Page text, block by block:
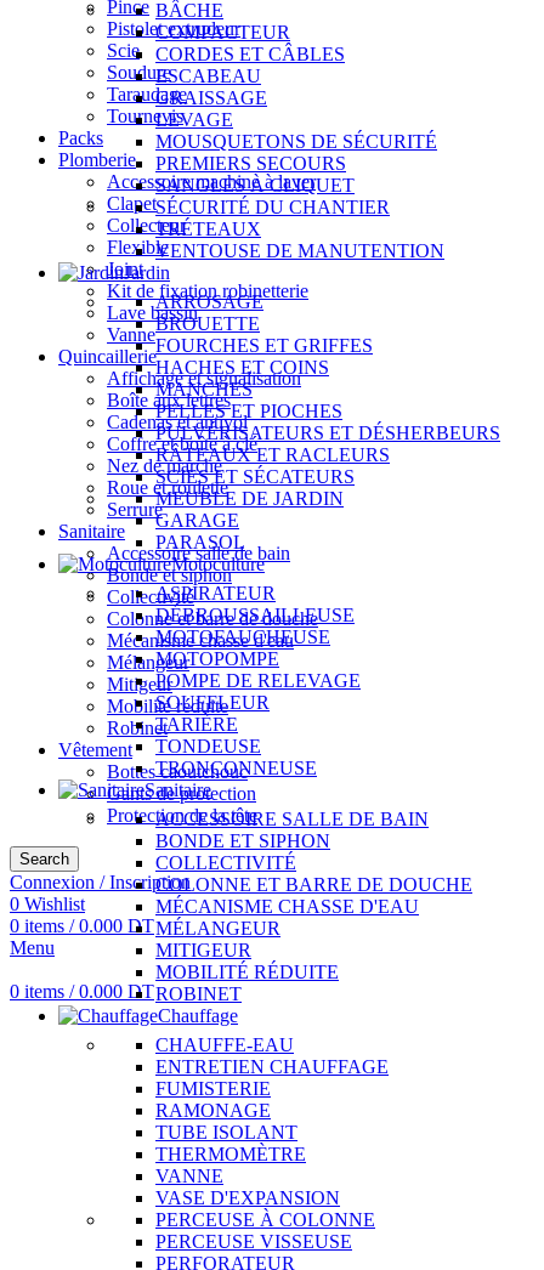
Pince
Pistolet extrudeur
Scie
Soudure
Taraudage
Tournevis
Packs
Plomberie
Accessoire machine à laver
Clapet
Collecteur
Flexible
Joint
Kit de fixation robinetterie
Lave bassin
Vanne
Quincaillerie
Affichage et signalisation
Boîte aux lettres
Cadenas et antivol
Coffre et boîte à clé
Nez de marche
Roue et roulette
Serrure
Sanitaire
Accessoire salle de bain
Bonde et siphon
Collectivité
Colonne et barre de douche
Mécanisme chasse d'eau
Mélangeur
Mitigeur
Mobilité réduite
Robinet
Vêtement
Bottes caoutchouc
Gants de protection
Protection de la tête
Search
Connexion / Inscription
0 Wishlist
0 items / 0.000 DT
Menu
0 items / 0.000 DT
BÂCHE
COMPACTEUR
CORDES ET CÂBLES
ESCABEAU
GRAISSAGE
LEVAGE
MOUSQUETONS DE SÉCURITÉ
PREMIERS SECOURS
SANGLES À CLIQUET
SÉCURITÉ DU CHANTIER
TRÉTEAUX
VENTOUSE DE MANUTENTION
Jardin
ARROSAGE
BROUETTE
FOURCHES ET GRIFFES
HACHES ET COINS
MANCHES
PELLES ET PIOCHES
PULVÉRISATEURS ET DÉSHERBEURS
RÂTEAUX ET RACLEURS
SCIES ET SÉCATEURS
MEUBLE DE JARDIN
GARAGE
PARASOL
Motoculture
ASPIRATEUR
DÉBROUSSAILLEUSE
MOTOFAUCHEUSE
MOTOPOMPE
POMPE DE RELEVAGE
SOUFFLEUR
TARIÈRE
TONDEUSE
TRONÇONNEUSE
Sanitaire
ACCESSOIRE SALLE DE BAIN
BONDE ET SIPHON
COLLECTIVITÉ
COLONNE ET BARRE DE DOUCHE
MÉCANISME CHASSE D'EAU
MÉLANGEUR
MITIGEUR
MOBILITÉ RÉDUITE
ROBINET
Chauffage
CHAUFFE-EAU
ENTRETIEN CHAUFFAGE
FUMISTERIE
RAMONAGE
TUBE ISOLANT
THERMOMÈTRE
VANNE
VASE D'EXPANSION
PERCEUSE À COLONNE
PERCEUSE VISSEUSE
PERFORATEUR